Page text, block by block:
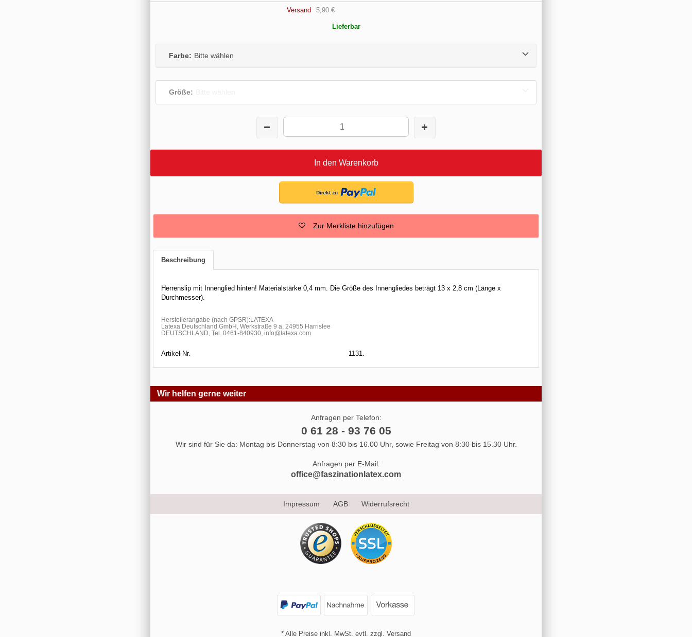
Versand 5,90 €
Lieferbar
Farbe: Bitte wählen
Größe:
In den Warenkorb
Zur Merkliste hinzufügen
Beschreibung
Herrenslip mit Innenglied hinten! Materialstärke 0,4 mm. Die Größe des Innengliedes beträgt 13 x 2,8 cm (Länge x
Durchmesser).
Herstellerangabe (nach GPSR):LATEXA
Latexa Deutschland GmbH, Werkstraße 9 a, 24955 Harrislee
DEUTSCHLAND, Tel. 0461-840930, info@latexa.com
Artikel-Nr. 1131.
Wir helfen gerne weiter
Anfragen per Telefon:
0 61 28 - 93 76 05
Wir sind für Sie da: Montag bis Donnerstag von 8:30 bis 16.00 Uhr, sowie Freitag von 8:30 bis 15.30 Uhr.
Anfragen per E-Mail:
office@faszinationlatex.com
Impressum AGB Widerrufsrecht
* Alle Preise inkl. MwSt. evtl. zzgl. Versand